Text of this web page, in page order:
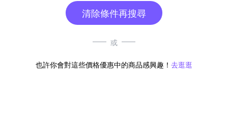
清除條件再搜尋
或
也許你會對這些價格優惠中的商品感興趣！ 去逛逛